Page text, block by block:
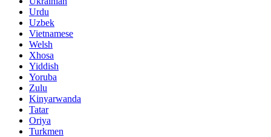
Urdu
Uzbek
Vietnamese
Welsh
Xhosa
Yiddish
Yoruba
Zulu
Kinyarwanda
Tatar
Oriya
Turkmen